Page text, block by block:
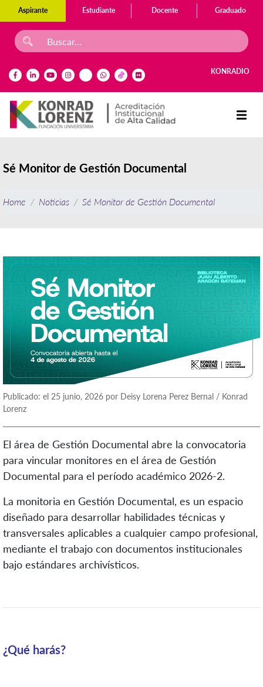
Aspirante Estudiante Docente Graduado
KONRADIO
Sé Monitor de Gestión Documental
Home Noticias Sé Monitor de Gestión Documental
Publicado: el 25 junio, 2026 por Deisy Lorena Perez Bernal / Konrad
Lorenz
El área de Gestión Documental abre la convocatoria
para vincular monitores en el área de Gestión
Documental para el período académico 2026-2.
La monitoria en Gestión Documental, es un espacio
diseñado para desarrollar habilidades técnicas y
transversales aplicables a cualquier campo profesional,
mediante el trabajo con documentos institucionales
bajo estándares archivísticos.
¿Qué harás?